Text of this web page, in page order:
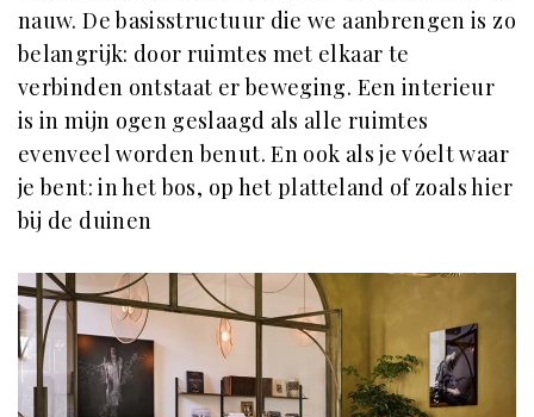
nauw. De basisstructuur die we aanbrengen is zo
belangrijk: door ruimtes met elkaar te
verbinden ontstaat er beweging. Een interieur
is in mijn ogen geslaagd als alle ruimtes
evenveel worden benut. En ook als je vóelt waar
je bent: in het bos, op het platteland of zoals hier
bij de duinen